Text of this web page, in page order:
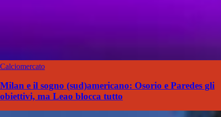
Calciomercato
Milan e il sogno (sud)americano: Osorio e Paredes gli
obiettivi, ma Leao blocca tutto